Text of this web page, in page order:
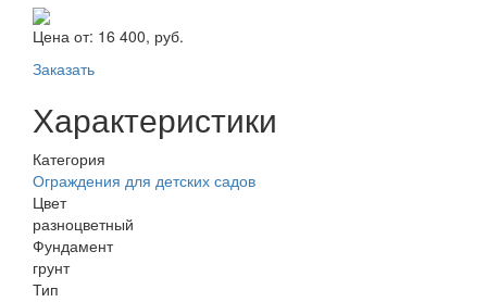
Цена от: 16 400, руб.
Заказать
Характеристики
Категория
Ограждения для детских садов
Цвет
разноцветный
Фундамент
грунт
Тип